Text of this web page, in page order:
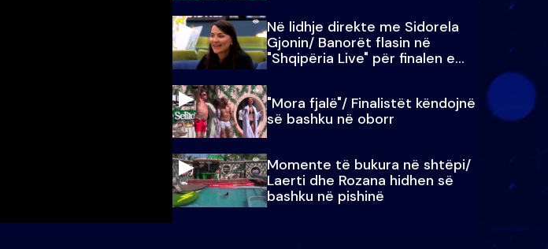
Në lidhje direkte me Sidorela
Gjonin/ Banorët flasin në
"Shqipëria Live" për finalen e
madhe
"Mora fjalë"/ Finalistët këndojnë
së bashku në oborr
Momente të bukura në shtëpi/
Laerti dhe Rozana hidhen së
bashku në pishinë